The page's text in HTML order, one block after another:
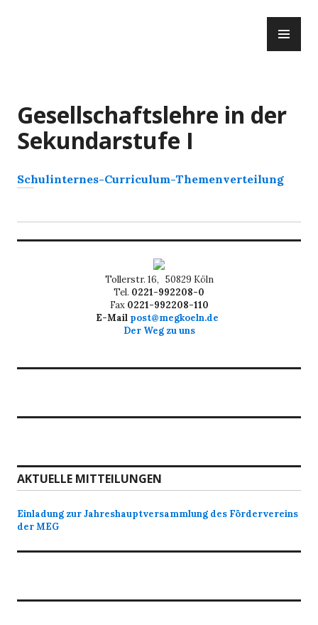
Gesellschaftslehre in der
Sekundarstufe I
Schulinternes-Curriculum-Themenverteilung
Tollerstr. 16, 50829 Köln
Tel. 0221-992208-0
Fax 0221-992208-110
E-Mail post@megkoeln.de
Der Weg zu uns
AKTUELLE MITTEILUNGEN
Einladung zur Jahreshauptversammlung des Fördervereins
der MEG